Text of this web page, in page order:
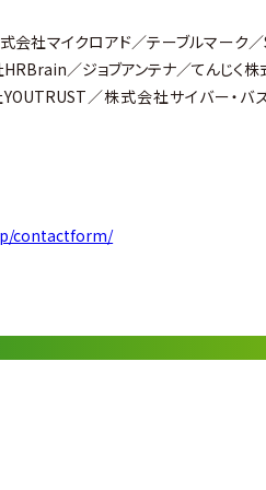
会社マイクロアド／テーブルマー
／ジョブアンテナ／てんじく
／株式会社サイバー・バ
contactform/